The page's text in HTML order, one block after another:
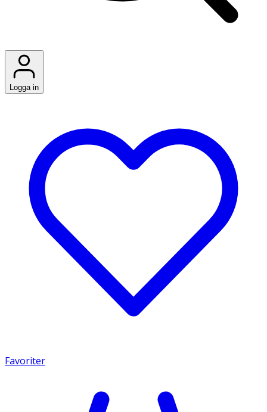
Logga in
Favoriter